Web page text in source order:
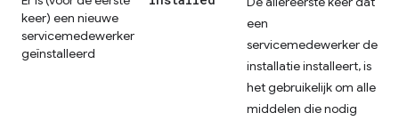
keer) een nieuwe
servicemedewerker
geïnstalleerd
een
servicemedewerker de
installatie installeert, is
het gebruikelijk om alle
middelen die nodig